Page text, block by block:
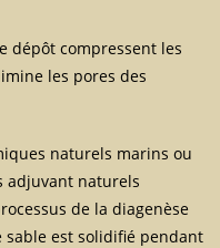
dépôt compressent les
les pores des
naturels marins ou
adjuvant naturels
de la diagenèse
sable est solidifié pendant